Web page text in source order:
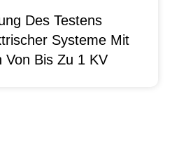
Des Testens
Systeme Mit
Von Bis Zu 1 KV